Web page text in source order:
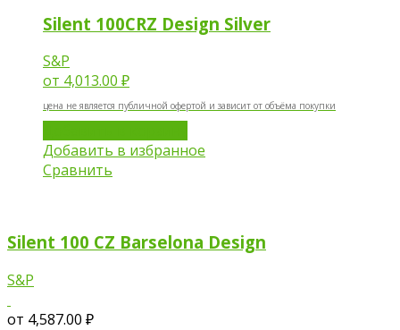
Silent 100CRZ Design Silver
S&P
от 4,013.00 ₽
цена не является публичной офертой и зависит от объёма покупки
Добавить в избранное
Сравнить
Silent 100 CZ Barselona Design
S&P
от 4,587.00 ₽